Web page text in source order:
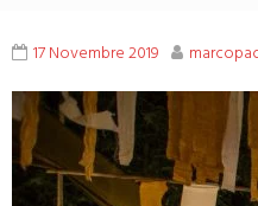
17 Novembre 2019 marcopac